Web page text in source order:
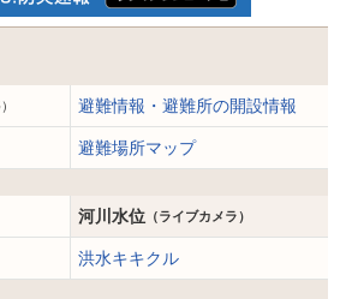
避難情報・避難所の開設情報
避難場所マップ
河川水位 （ライブカメラ）
洪水キキクル